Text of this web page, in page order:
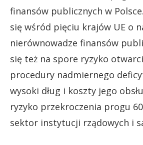
finansów publicznych w
się wśród pięciu krajów UE o
nierównowadze finansów
się też na spore ryzyko
procedury nadmiernego
wysoki dług i koszty jego
ryzyko przekroczenia progu
sektor instytucji rządowych i